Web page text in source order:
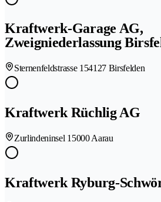
Kraftwerk-Garage AG,
Zweigniederlassung
Sternenfeldstrasse 154127 Birsfelden
Kraftwerk Rüchlig AG
Zurlindeninsel 1 5000 Aarau
Kraftwerk Ryburg-